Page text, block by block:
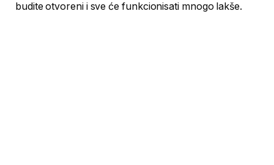
budite otvoreni i sve će funkcionisati mnogo lakše.